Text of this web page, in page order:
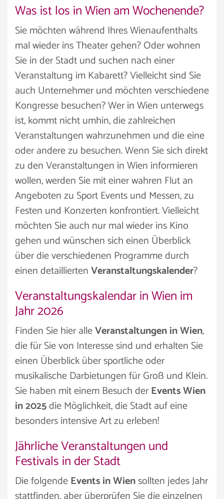
Was ist los in Wien am Wochenende?
Sie möchten während Ihres Wienaufenthalts
mal wieder ins Theater gehen? Oder wohnen
Sie in der Stadt und suchen nach einer
Veranstaltung im Kabarett? Vielleicht sind Sie
auch Unternehmer und möchten verschiedene
Kongresse besuchen? Wer in Wien unterwegs
ist, kommt nicht umhin, die zahlreichen
Veranstaltungen wahrzunehmen und die eine
oder andere zu besuchen. Wenn Sie sich direkt
zu den Veranstaltungen in Wien informieren
wollen, werden Sie mit einer wahren Flut an
Angeboten zu Sport Events und Messen, zu
Festen und Konzerten konfrontiert. Vielleicht
möchten Sie auch nur mal wieder ins Kino
gehen und wünschen sich einen Überblick
über die verschiedenen Programme durch
einen detailliertenVeranstaltungskalender?
Veranstaltungskalendar in Wien im
Jahr 2026
Finden Sie hier alleVeranstaltungen in Wien,
die für Sie von Interesse sind und erhalten Sie
einen Überblick über sportliche oder
musikalische Darbietungen für Groß und Klein.
Sie haben mit einem Besuch derEvents Wien
in 2025die Möglichkeit, die Stadt auf eine
besonders intensive Art zu erleben!
Jährliche Veranstaltungen und
Festivals in der Stadt
Die folgendeEvents in Wiensollten jedes Jahr